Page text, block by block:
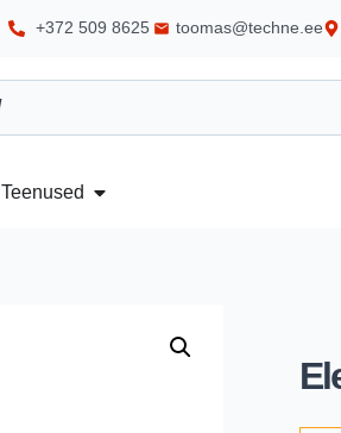
+372 509 8625 toomas@techne.ee
Teenused